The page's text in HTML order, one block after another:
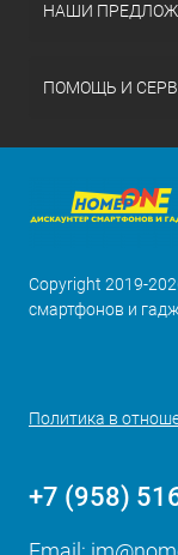
НАШИ
ПОМОЩЬ И
Copyright 2019-
смартфонов и
Политика в
+7 (958)